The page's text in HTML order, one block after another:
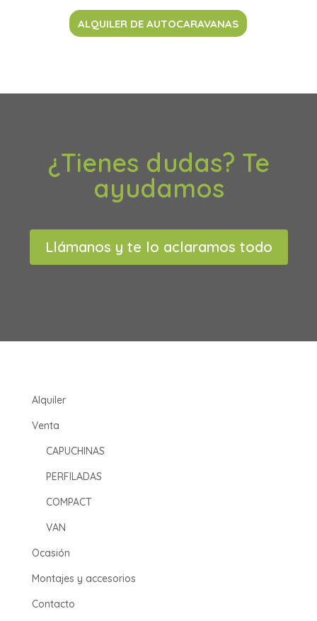
ALQUILER DE AUTOCARAVANAS
¿Tienes dudas? Te
ayudamos
Llámanos y te lo aclaramos todo
Alquiler
Venta
CAPUCHINAS
PERFILADAS
COMPACT
VAN
Ocasión
Montajes y accesorios
Contacto